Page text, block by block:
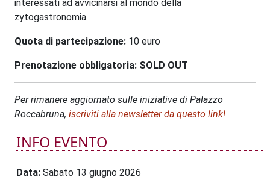
INFO EVENTO
Data Sabato 13 giugno 2026
interessati ad avvicinarsi al mondo della
zytogastronomia.
Quota di partecipazione: 10 euro
Prenotazione obbligatoria: SOLD OUT
Per rimanere aggiornato sulle iniziative di Palazzo
Roccabruna, iscriviti alla newsletter da questo link!